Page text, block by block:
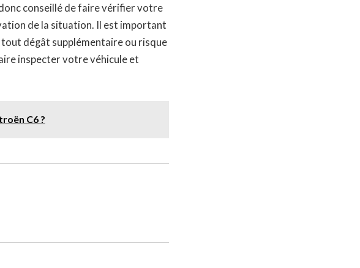
conseillé de faire vérifier votre
de la situation. Il est important
dégât supplémentaire ou risque
inspecter votre véhicule et
C6 ?